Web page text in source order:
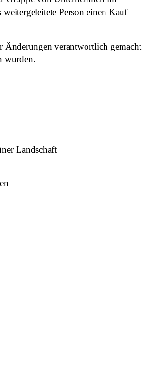
Person einen Kauf
Änderungen verantwortlich gemacht
wurden.
Landschaft